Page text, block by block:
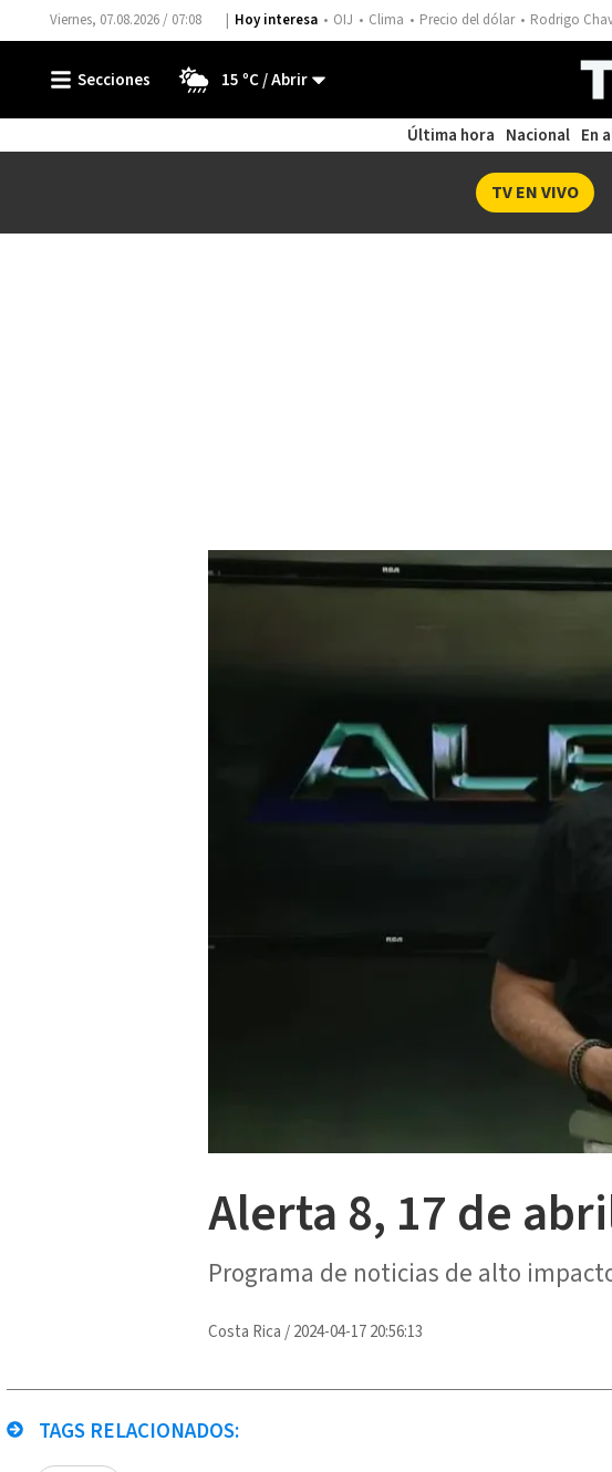
Viernes, 07.08.2026 / 07:08 Hoy interesa OIJ Clima Precio del dólar Rodrigo
15 ºC
Última hora Nacional En
TV EN VIVO
Alerta 8, 17 de
Programa de noticias de alto
Costa Rica /2024-04-17 20:56:13
TAGS RELACIONADOS: